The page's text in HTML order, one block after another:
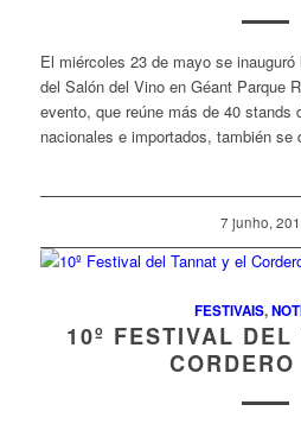
El miércoles 23 de mayo se
del Salón del Vino en Géant Parque
evento, que reúne más de 40 stands
nacionales e importados, también
7 junho,
FESTIVAIS,
10º FESTIVAL